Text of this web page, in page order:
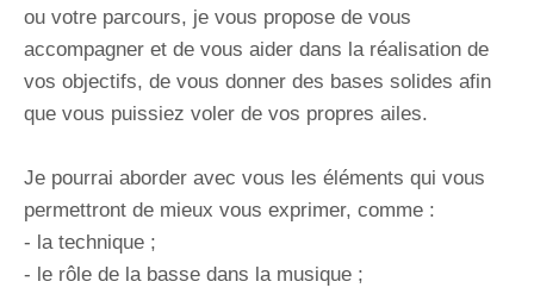
ou votre parcours, je vous propose de vous
accompagner et de vous aider dans la réalisation de
vos objectifs, de vous donner des bases solides afin
que vous puissiez voler de vos propres ailes.
Je pourrai aborder avec vous les éléments qui vous
permettront de mieux vous exprimer, comme :
- la technique ;
- le rôle de la basse dans la musique ;